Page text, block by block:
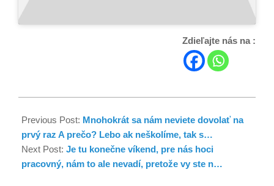
Zdieľajte nás na :
Previous Post: Mnohokrát sa nám neviete dovolať na
prvý raz A prečo? Lebo ak neškolíme, tak s…
Next Post: Je tu konečne víkend, pre nás hoci
pracovný, nám to ale nevadí, pretože vy ste n…